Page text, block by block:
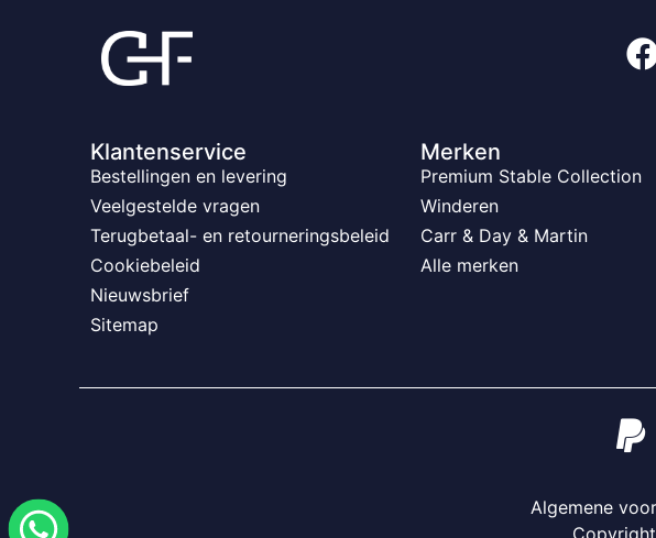
Klantenservice
Bestellingen en levering
Veelgestelde vragen
Terugbetaal- en retourneringsbeleid
Cookiebeleid
Nieuwsbrief
Sitemap
Merken
Premium Stable Collection
Winderen
Carr & Day & Martin
Alle merken
Algemene